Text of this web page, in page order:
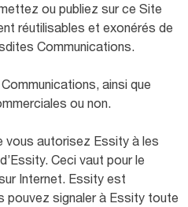
ou publiez sur ce Site
réutilisables et exonérés de
Communications.
ainsi que
ou non.
vous autorisez Essity à les
Ceci vaut pour le
Internet. Essity est
pouvez signaler à Essity toute